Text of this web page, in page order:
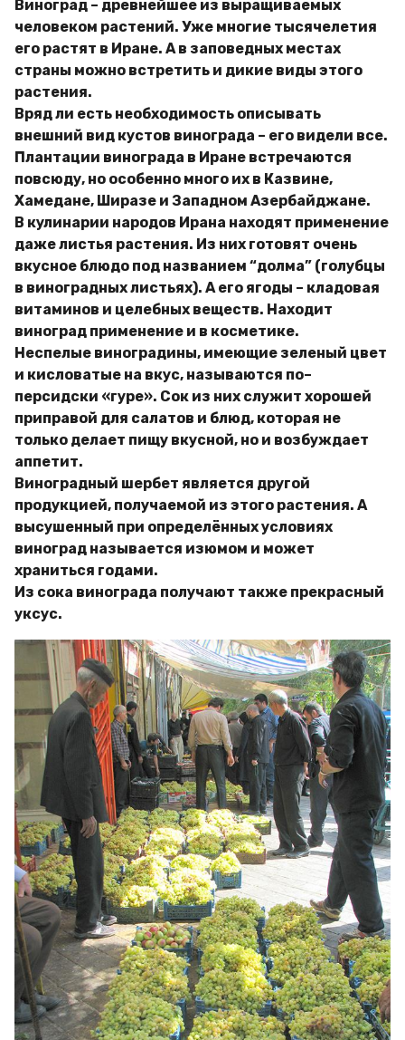
Виноград – древнейшее из выращиваемых
человеком растений. Уже многие тысячелетия
его растят в Иране. А в заповедных местах
страны можно встретить и дикие виды этого
растения.
Вряд ли есть необходимость описывать
внешний вид кустов винограда – его видели все.
Плантации винограда в Иране встречаются
повсюду, но особенно много их в Казвине,
Хамедане, Ширазе и Западном Азербайджане.
В кулинарии народов Ирана находят применение
даже листья растения. Из них готовят очень
вкусное блюдо под названием “долма” (голубцы
в виноградных листьях). А его ягоды – кладовая
витаминов и целебных веществ. Находит
виноград применение и в косметике.
Неспелые виноградины, имеющие зеленый цвет
и кисловатые на вкус, называются по–
персидски «гуре». Сок из них служит хорошей
приправой для салатов и блюд, которая не
только делает пищу вкусной, но и возбуждает
аппетит.
Виноградный шербет является другой
продукцией, получаемой из этого растения. А
высушенный при определённых условиях
виноград называется изюмом и может
храниться годами.
Из сока винограда получают также прекрасный
уксус.